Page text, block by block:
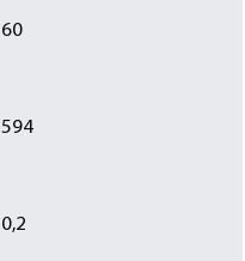
60
594
0,2